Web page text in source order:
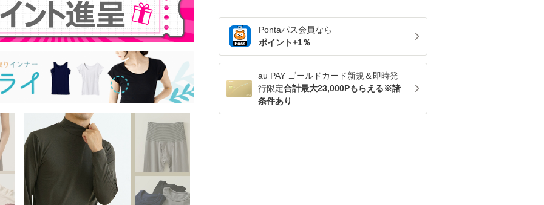
Pontaパス会員なら
ポイント+1％
au PAY ゴールドカード新規＆即時発
行限定合計最大23,000Pもらえる※諸
条件あり